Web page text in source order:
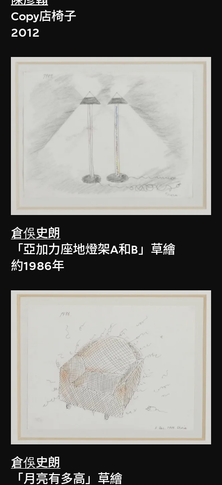
Copy店椅子
2012
倉俁史朗
「亞加力座地燈架A和B」草繪
約1986年
倉俁史朗
「月亮有多高」草繪